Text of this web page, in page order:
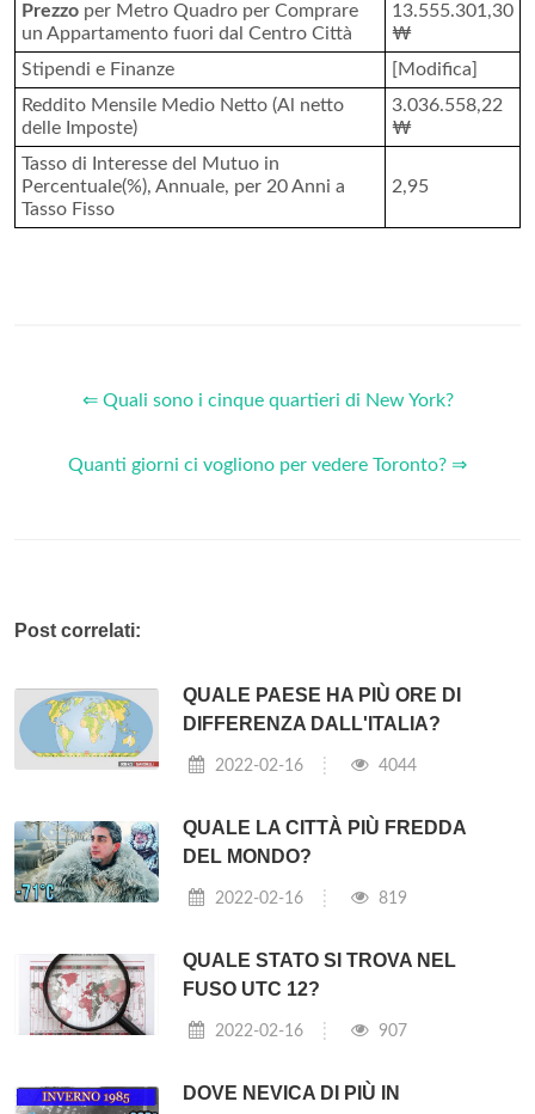
Prezzo per Metro Quadro per Comprare
un Appartamento fuori dal Centro Città
13.555.301,30
₩
Stipendi e Finanze
[Modifica]
Reddito Mensile Medio Netto (Al netto
delle Imposte)
3.036.558,22
₩
Tasso di Interesse del Mutuo in
Percentuale(%), Annuale, per 20 Anni a
Tasso Fisso
2,95
⇐ Quali sono i cinque quartieri di New York?
Quanti giorni ci vogliono per vedere Toronto? ⇒
Post correlati:
QUALE PAESE HA PIÙ ORE DI
DIFFERENZA DALL'ITALIA?
2022-02-16 4044
QUALE LA CITTÀ PIÙ FREDDA
DEL MONDO?
2022-02-16 819
QUALE STATO SI TROVA NEL
FUSO UTC 12?
2022-02-16 907
DOVE NEVICA DI PIÙ IN